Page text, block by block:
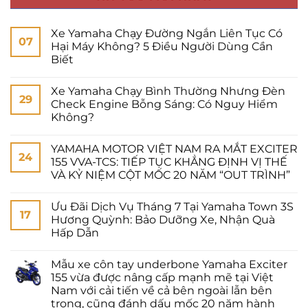
07
Xe Yamaha Chạy Đường Ngắn Liên Tục Có
Hại Máy Không? 5 Điều Người Dùng Cần
Biết
29
Xe Yamaha Chạy Bình Thường Nhưng Đèn
Check Engine Bỗng Sáng: Có Nguy Hiểm
Không?
24
YAMAHA MOTOR VIỆT NAM RA MẮT EXCITER
155 VVA-TCS: TIẾP TỤC KHẲNG ĐỊNH VỊ THẾ
VÀ KỶ NIỆM CỘT MỐC 20 NĂM “OUT TRÌNH”
17
Ưu Đãi Dịch Vụ Tháng 7 Tại Yamaha Town 3S
Hương Quỳnh: Bảo Dưỡng Xe, Nhận Quà
Hấp Dẫn
Mẫu xe côn tay underbone Yamaha Exciter
155 vừa được nâng cấp mạnh mẽ tại Việt
Nam với cải tiến về cả bên ngoài lẫn bên
trong, cũng đánh dấu mốc 20 năm hành